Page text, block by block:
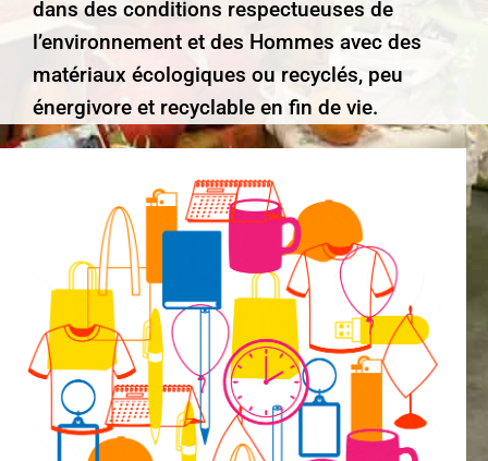
dans des conditions respectueuses de
l’environnement et des Hommes avec des
matériaux écologiques ou recyclés, peu
énergivore et recyclable en fin de vie.